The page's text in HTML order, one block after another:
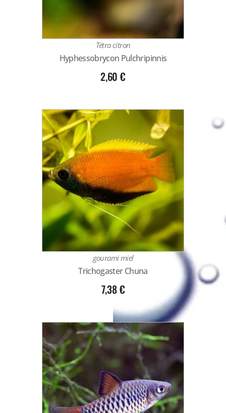
Tétra citron
Hyphessobrycon Pulchripinnis
2,60€
gourami miel
Trichogaster Chuna
7,38€